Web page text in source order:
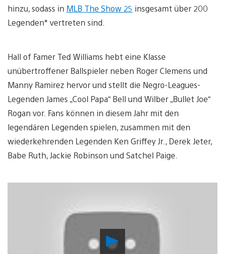
hinzu, sodass in MLB The Show 25 insgesamt über 200
Legenden* vertreten sind.
Hall of Famer Ted Williams hebt eine Klasse
unübertroffener Ballspieler neben Roger Clemens und
Manny Ramirez hervor und stellt die Negro-Leagues-
Legenden James „Cool Papa“ Bell und Wilber „Bullet Joe“
Rogan vor. Fans können in diesem Jahr mit den
legendären Legenden spielen, zusammen mit den
wiederkehrenden Legenden Ken Griffey Jr., Derek Jeter,
Babe Ruth, Jackie Robinson und Satchel Paige.
Video
abspielen